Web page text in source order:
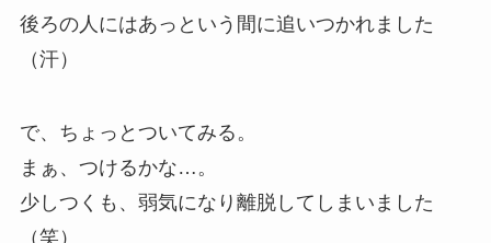
後ろの人にはあっという間に追いつかれました
（汗）
で、ちょっとついてみる。
まぁ、つけるかな…。
少しつくも、弱気になり離脱してしまいました
（笑）